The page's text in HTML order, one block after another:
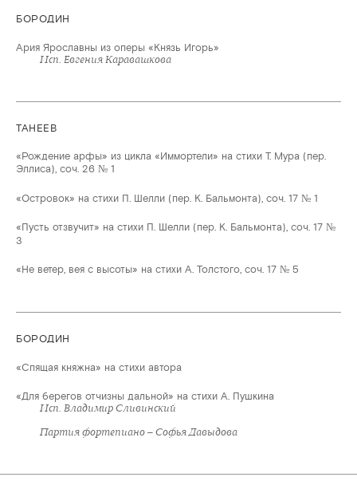
БОРОДИН
Ария Ярославны из оперы «Князь Игорь»
Исп. Евгения Каравашкова
ТАНЕЕВ
«Рождение арфы» из цикла «Иммортели» на стихи Т. Мура (пер.
Эллиса), соч. 26 № 1
«Островок» на стихи П. Шелли (пер. К. Бальмонта), соч. 17 № 1
«Пусть отзвучит» на стихи П. Шелли (пер. К. Бальмонта), соч. 17 №
3
«Не ветер, вея с высоты» на стихи А. Толстого, соч. 17 № 5
БОРОДИН
«Спящая княжна» на стихи автора
«Для берегов отчизны дальной» на стихи А. Пушкина
Исп. Владимир Сливинский
Партия фортепиано – Софья Давыдова